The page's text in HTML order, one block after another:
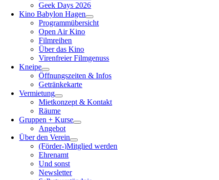
Geek Days 2026
Kino Babylon Hagen
Programmübersicht
Open Air Kino
Filmreihen
Über das Kino
Virenfreier Filmgenuss
Kneipe
Öffnungszeiten & Infos
Getränkekarte
Vermietung
Mietkonzept & Kontakt
Räume
Gruppen + Kurse
Angebot
Über den Verein
(Förder-)Mitglied werden
Ehrenamt
Und sonst
Newsletter